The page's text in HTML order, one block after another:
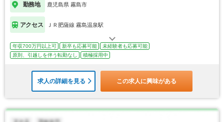
勤務地 鹿児島県 霧島市
アクセス ＪＲ肥薩線 霧島温泉駅
年収700万円以上可 新卒も応募可能
未経験者も応募可能
原則、引越しを伴う転勤なし
積極採用中
求人の詳細を見る この求人に興味がある